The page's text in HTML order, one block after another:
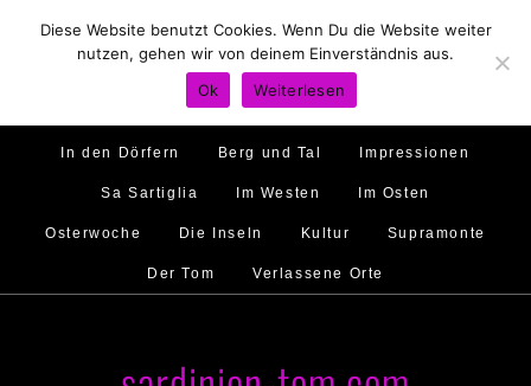
Hirtenland Traumstrände Feste feiern
Golfo di Orosei Im Norden
Murales Ambiente
In den Dörfern Berg und Tal Impressionen
Sa Sartiglia Im Westen Im Osten
Osterwoche Die Inseln Kultur Supramonte
Der Tom Verlassene Orte
Diese Website benutzt Cookies. Wenn Du die Website weiter
nutzen, gehen wir von deinem Einverständnis aus.
Ok
Weiterlesen